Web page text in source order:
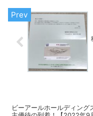
ビーアールホールディング